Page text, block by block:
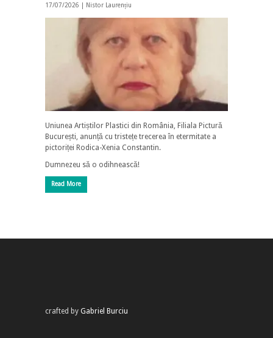
17/07/2026 | Nistor Laurențiu
Uniunea Artiștilor Plastici din România, Filiala Pictură
București, anunță cu tristețe trecerea în etermitate a
pictoriței Rodica-Xenia Constantin.
Dumnezeu să o odihnească!
Read More
crafted by Gabriel Burciu